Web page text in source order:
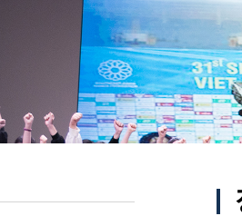
교직원현황
학생현황
위치/전화
전경사진